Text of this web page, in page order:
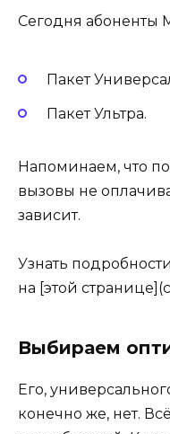
Сегодня абоненты
Пакет
Пакет Ультра.
Напоминаем, что
вызовы не
зависит.
Узнать
на [этой
Выбираем
Его,
конечно же, нет.